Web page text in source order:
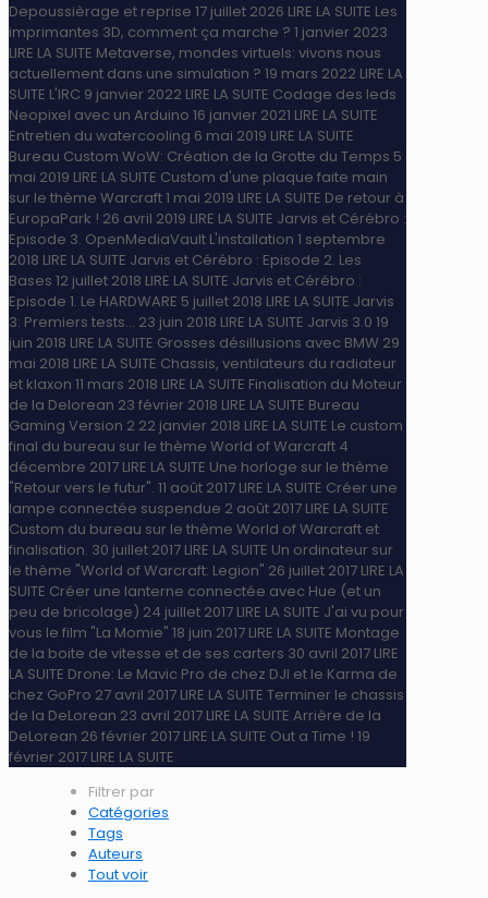
Depoussièrage et reprise 17 juillet 2026 LIRE LA SUITE Les
imprimantes 3D, comment ça marche ? 1 janvier 2023
LIRE LA SUITE Metaverse, mondes virtuels: vivons nous
actuellement dans une simulation ? 19 mars 2022 LIRE LA
SUITE L'IRC 9 janvier 2022 LIRE LA SUITE Codage des leds
Neopixel avec un Arduino 16 janvier 2021 LIRE LA SUITE
Entretien du watercooling 6 mai 2019 LIRE LA SUITE
Bureau Custom WoW: Création de la Grotte du Temps 5
mai 2019 LIRE LA SUITE Custom d'une plaque faite main
sur le thème Warcraft1 mai 2019 LIRE LA SUITE De retour à
EuropaPark ! 26 avril 2019 LIRE LA SUITE Jarvis et Cérébro :
Episode 3. OpenMediaVault L'installation 1 septembre
2018 LIRE LA SUITE Jarvis et Cérébro : Episode 2. Les
Bases 12 juillet 2018 LIRE LA SUITE Jarvis et Cérébro :
Episode 1. Le HARDWARE 5 juillet 2018 LIRE LA SUITE Jarvis
3: Premiers tests... 23 juin 2018 LIRE LA SUITE Jarvis 3.0 19
juin 2018 LIRE LA SUITE Grosses désillusions avec BMW 29
mai 2018 LIRE LA SUITE Chassis, ventilateurs du radiateur
et klaxon 11 mars 2018 LIRE LA SUITE Finalisation du Moteur
de la Delorean 23 février 2018 LIRE LA SUITE Bureau
Gaming Version 2 22 janvier 2018 LIRE LA SUITE Le custom
final du bureau sur le thème World of Warcraft 4
décembre 2017 LIRE LA SUITE Une horloge sur le thème
"Retour vers le futur". 11 août 2017 LIRE LA SUITE Créer une
lampe connectée suspendue 2 août 2017 LIRE LA SUITE
Custom du bureau sur le thème World of Warcraft et
finalisation. 30 juillet 2017 LIRE LA SUITE Un ordinateur sur
le thème "World of Warcraft: Legion" 26 juillet 2017 LIRE LA
SUITE Créer une lanterne connectée avec Hue (et un
peu de bricolage) 24 juillet 2017 LIRE LA SUITE J'ai vu pour
vous le film "La Momie" 18 juin 2017 LIRE LA SUITE Montage
de la boite de vitesse et de ses carters 30 avril 2017 LIRE
LA SUITE Drone: Le Mavic Pro de chez DJI et le Karma de
chez GoPro 27 avril 2017 LIRE LA SUITE Terminer le chassis
de la DeLorean 23 avril 2017 LIRE LA SUITE Arrière de la
DeLorean 26 février 2017 LIRE LA SUITE Out a Time ! 19
février 2017 LIRE LA SUITE
Filtrer par
Catégories
Tags
Auteurs
Tout voir